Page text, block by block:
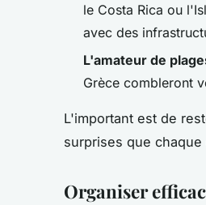
le Costa Rica ou
avec des
L'amateur de
Grèce combleront
L'important est de
surprises que
Organiser